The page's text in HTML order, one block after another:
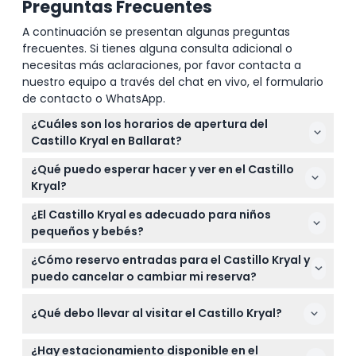
Preguntas Frecuentes
A continuación se presentan algunas preguntas
frecuentes. Si tienes alguna consulta adicional o
necesitas más aclaraciones, por favor contacta a
nuestro equipo a través del chat en vivo, el formulario
de contacto o WhatsApp.
¿Cuáles son los horarios de apertura del
Castillo Kryal en Ballarat?
El Castillo Kryal está abierto desde las 10:00 AM
hasta las 4:00 PM los fines de semana, días festivos
y diariamente durante las vacaciones escolares
victorianas, con la última entrada a las 3:00 PM
(sujeto a cambios — por favor confirme al
¿Qué puedo esperar hacer y ver en el Castillo
Kryal?
Puede disfrutar de espectáculos en vivo de justas y
combates con espadas, explorar exhibiciones
medievales, probar el tiro con arco, participar en la
escuela de caballeros y explorar el castillo
encantado y el laberinto.
¿El Castillo Kryal es adecuado para niños
pequeños y bebés?
El Castillo Kryal da la bienvenida a todas las edades,
con actividades adecuadas para niños de 4 a 12
admiten bebés de 0 a 3 años, pero puede
requerirse supervisión.
¿Cómo reservo entradas para el Castillo Kryal y
puedo cancelar o cambiar mi reserva?
aquí mismo en este sitio web. Tenga en cuenta
pueden cancelarse ni reprogramarse.
¿Qué debo llevar al visitar el Castillo Kryal?
Use zapatos cómodos para caminar y ropa acorde
¿Hay estacionamiento disponible en el